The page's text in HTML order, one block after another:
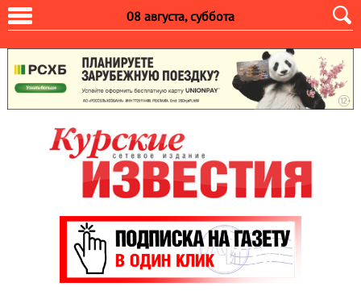
08 августа, суббота